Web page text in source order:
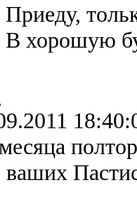
Приеду,
В хорошую
ваших